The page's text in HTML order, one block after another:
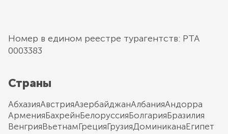
Номер в едином реестре турагентств: РТА
0003383
Страны
АбхазияАвстрияАзербайджанАлбанияАндорра
АрменияБахрейнБелоруссияБолгарияБразилия
ВенгрияВьетнамГрецияГрузияДоминиканаЕгипет